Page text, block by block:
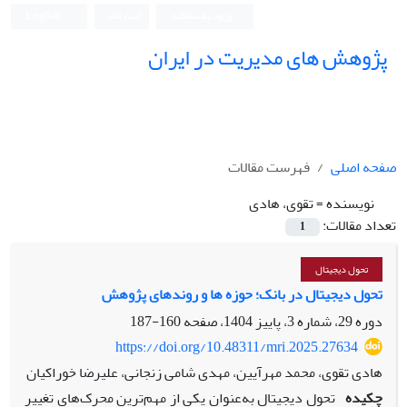
پژوهش های مدیریت در ایران
صفحه اصلی
فهرست مقالات
نویسنده =تقوی، هادی
تعداد مقالات:
1
تحول دیجیتال
تحول دیجیتال در بانک؛ حوزه ها و روندهای پژوهش
دوره 29، شماره 3، پاییز 1404، صفحه
160-187
https://doi.org/10.48311/mri.2025.27634
هادی تقوی، محمد مهرآیین، مهدی شامی زنجانی، علیرضا خوراکیان
چکیده تحول دیجیتال به‌عنوان یکی از مهم‌ترین محرک‌های تغییر